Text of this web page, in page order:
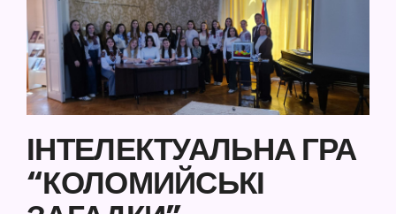
ІНТЕЛЕКТУАЛЬНА ГРА
“КОЛОМИЙСЬКІ